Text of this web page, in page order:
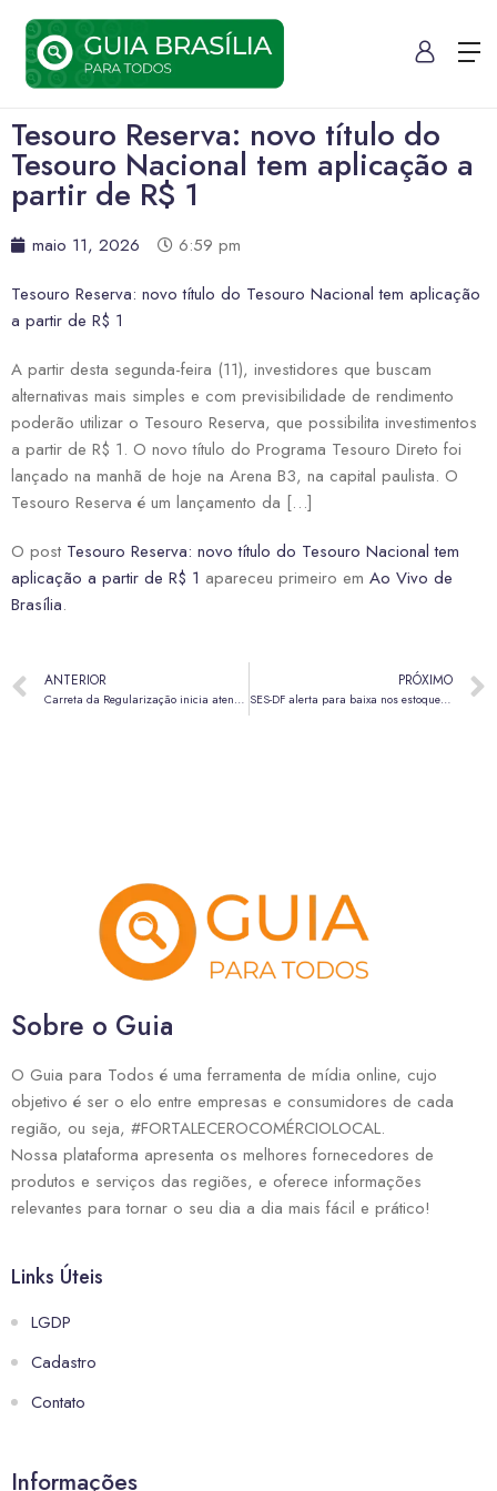
Tesouro Reserva: novo título do
Tesouro Nacional tem aplicação a
partir de R$ 1
maio 11, 2026
6:59 pm
Tesouro Reserva: novo título do Tesouro Nacional tem aplicação
a partir de R$ 1
A partir desta segunda-feira (11), investidores que buscam
alternativas mais simples e com previsibilidade de rendimento
poderão utilizar o Tesouro Reserva, que possibilita investimentos
a partir de R$ 1. O novo título do Programa Tesouro Direto foi
lançado na manhã de hoje na Arena B3, na capital paulista. O
Tesouro Reserva é um lançamento da […]
O post Tesouro Reserva: novo título do Tesouro Nacional tem
aplicação a partir de R$ 1 apareceu primeiro em Ao Vivo de
Brasília.
ANTERIOR
Carreta da Regularização inicia atendimento gratuito em Samambaia nesta segunda (11)
PRÓXIMO
SES-DF alerta para baixa nos estoques de leite materno e intensifica campanha de doação
Sobre o Guia
O Guia para Todos é uma ferramenta de mídia online, cujo
objetivo é ser o elo entre empresas e consumidores de cada
região, ou seja, #FORTALECEROCOMÉRCIOLOCAL.
Nossa plataforma apresenta os melhores fornecedores de
produtos e serviços das regiões, e oferece informações
relevantes para tornar o seu dia a dia mais fácil e prático!
Links Úteis
LGDP
Cadastro
Contato
Informações